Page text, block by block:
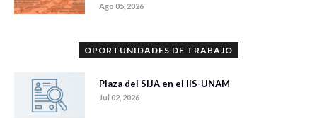
Ago 05, 2026
OPORTUNIDADES DE TRABAJO
Plaza del SIJA en el IIS-UNAM
Jul 02, 2026